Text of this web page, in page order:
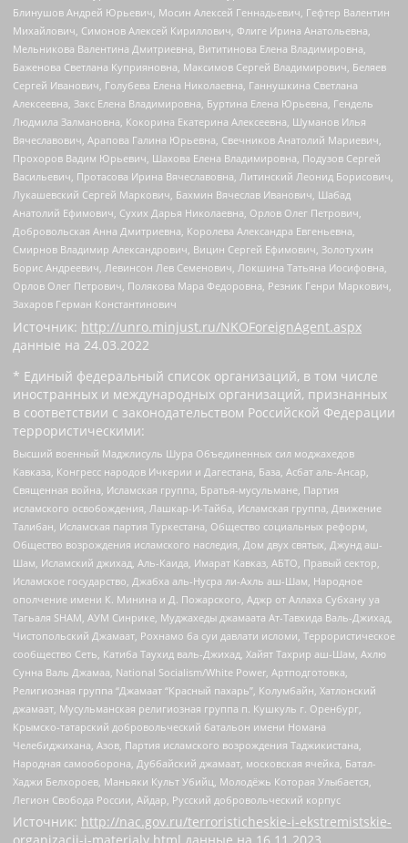
Блинушов Андрей Юрьевич, Мосин Алексей Геннадьевич, Гефтер Валентин
Михайлович, Симонов Алексей Кириллович, Флиге Ирина Анатольевна,
Мельникова Валентина Дмитриевна, Вититинова Елена Владимировна,
Баженова Светлана Куприяновна, Максимов Сергей Владимирович, Беляев
Сергей Иванович, Голубева Елена Николаевна, Ганнушкина Светлана
Алексеевна, Закс Елена Владимировна, Буртина Елена Юрьевна, Гендель
Людмила Залмановна, Кокорина Екатерина Алексеевна, Шуманов Илья
Вячеславович, Арапова Галина Юрьевна, Свечников Анатолий Мариевич,
Прохоров Вадим Юрьевич, Шахова Елена Владимировна, Подузов Сергей
Васильевич, Протасова Ирина Вячеславовна, Литинский Леонид Борисович,
Лукашевский Сергей Маркович, Бахмин Вячеслав Иванович, Шабад
Анатолий Ефимович, Сухих Дарья Николаевна, Орлов Олег Петрович,
Добровольская Анна Дмитриевна, Королева Александра Евгеньевна,
Смирнов Владимир Александрович, Вицин Сергей Ефимович, Золотухин
Борис Андреевич, Левинсон Лев Семенович, Локшина Татьяна Иосифовна,
Орлов Олег Петрович, Полякова Мара Федоровна, Резник Генри Маркович,
Захаров Герман Константинович
Источник: http://unro.minjust.ru/NKOForeignAgent.aspx
данные на 24.03.2022
* Единый федеральный список организаций, в том числе
иностранных и международных организаций, признанных
в соответствии с законодательством Российской Федерации
террористическими:
Высший военный Маджлисуль Шура Объединенных сил моджахедов
Кавказа, Конгресс народов Ичкерии и Дагестана, База, Асбат аль-Ансар,
Священная война, Исламская группа, Братья-мусульмане, Партия
исламского освобождения, Лашкар-И-Тайба, Исламская группа, Движение
Талибан, Исламская партия Туркестана, Общество социальных реформ,
Общество возрождения исламского наследия, Дом двух святых, Джунд аш-
Шам, Исламский джихад, Аль-Каида, Имарат Кавказ, АБТО, Правый сектор,
Исламское государство, Джабха аль-Нусра ли-Ахль аш-Шам, Народное
ополчение имени К. Минина и Д. Пожарского, Аджр от Аллаха Субхану уа
Тагьаля SHAM, АУМ Синрике, Муджахеды джамаата Ат-Тавхида Валь-Джихад,
Чистопольский Джамаат, Рохнамо ба суи давлати исломи, Террористическое
сообщество Сеть, Катиба Таухид валь-Джихад, Хайят Тахрир аш-Шам, Ахлю
Сунна Валь Джамаа, National Socialism/White Power, Артподготовка,
Религиозная группа “Джамаат “Красный пахарь”, Колумбайн, Хатлонский
джамаат, Мусульманская религиозная группа п. Кушкуль г. Оренбург,
Крымско-татарский добровольческий батальон имени Номана
Челебиджихана, Азов, Партия исламского возрождения Таджикистана,
Народная самооборона, Дуббайский джамаат, московская ячейка, Батал-
Хаджи Белхороев, Маньяки Культ Убийц, Молодёжь Которая Улыбается,
Легион Свобода России, Айдар, Русский добровольческий корпус
Источник: http://nac.gov.ru/terroristicheskie-i-ekstremistskie-